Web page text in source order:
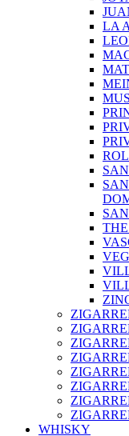
LA
WHISKY